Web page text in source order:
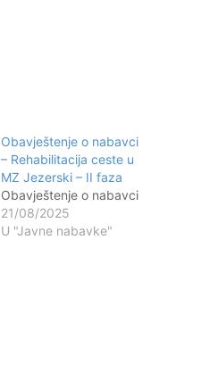
Obavještenje o nabavci
– Rehabilitacija ceste u
MZ Jezerski – II faza
Obavještenje o nabavci
21/08/2025
U "Javne nabavke"